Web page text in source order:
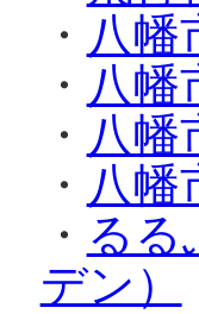
・ 八幡
・ 八幡
・ 八幡
・ 八幡
・ るる
デン）